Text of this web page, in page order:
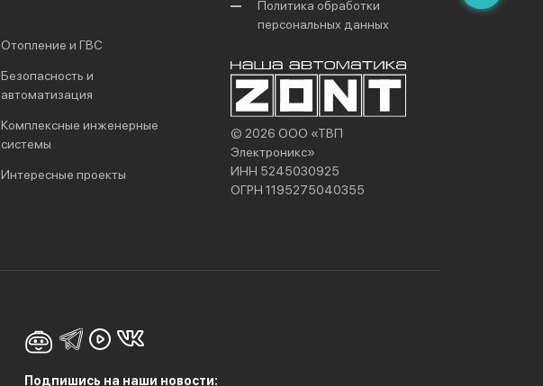
Отопление и ГВС
Безопасность и
автоматизация
Комплексные инженерные
системы
Интересные проекты
Политика обработки
персональных данных
© 2026 ООО «ТВП
Электроникс»
ИНН 5245030925
ОГРН 1195275040355
Подпишись на наши новости: